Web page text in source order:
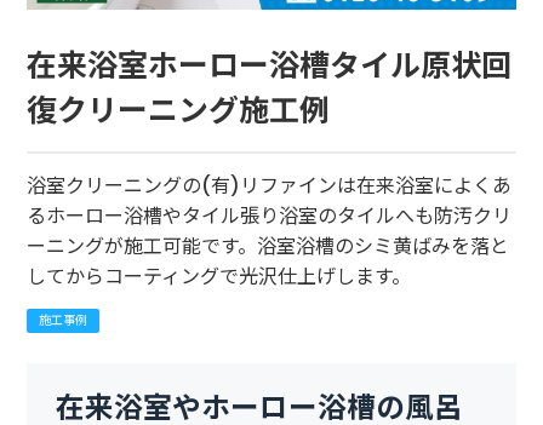
在来浴室ホーロー浴槽タイル原状回
復クリーニング施工例
浴室クリーニングの(有)リファインは在来浴室によくあ
るホーロー浴槽やタイル張り浴室のタイルへも防汚クリ
ーニングが施工可能です。浴室浴槽のシミ黄ばみを落と
してからコーティングで光沢仕上げします。
施工事例
在来浴室やホーロー浴槽の風呂